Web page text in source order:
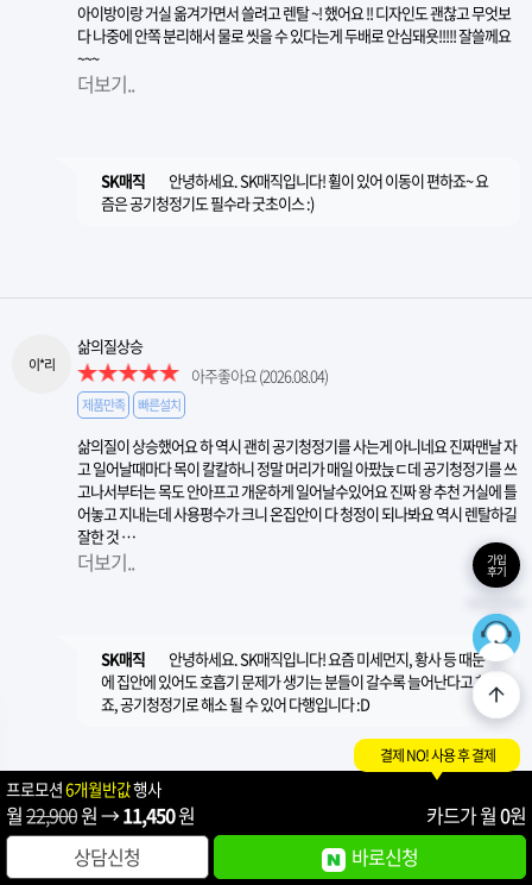
아이방이랑 거실 옮겨가면서 쓸려고 렌탈 ~! 했어요 !! 디자인도 괜찮고 무엇보
다 나중에 안쪽 분리해서 물로 씻을 수 있다는게 두배로 안심돼욧!!!!! 잘쓸께요
~~~
더보기..
SK매직
안녕하세요. SK매직입니다! 휠이 있어 이동이 편하죠~ 요
즘은 공기청정기도 필수라 굿초이스 :)
이*리
삶의질상승
아주좋아요(2026.08.04)
제품만족 빠른설치
삶의질이 상승했어요 하 역시 괜히 공기청정기를 사는게 아니네요 진짜맨날 자
고 일어날때마다 목이 칼칼하니 정말 머리가 매일 아팠늕ㄷ데 공기청정기를 쓰
고나서부터는 목도 안아프고 개운하게 일어날수있어요 진짜 왕 추천 거실에 틀
어놓고 지내는데 사용평수가 크니 온집안이 다 청정이 되나봐요 역시 렌탈하길
잘한 것 …
더보기..
SK매직
안녕하세요. SK매직입니다! 요즘 미세먼지, 황사 등 때문
에 집안에 있어도 호흡기 문제가 생기는 분들이 갈수록 늘어난다고 하
죠, 공기청정기로 해소 될 수 있어 다행입니다 :D
프로모션6개월반값행사
월22,900원 →11,450원 카드가 월0원
상담신청
바로신청
결제 NO! 사용 후 결제
가입
후기
365
최적